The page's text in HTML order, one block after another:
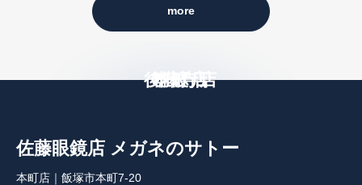
more
本町店
穂波店
後藤寺店
佐藤眼鏡店 メガネのサトー
本町店｜飯塚市本町7-20